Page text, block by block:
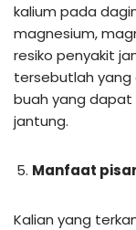
kalium pada
magnesium,
resiko penyakit
tersebutlah
buah yang dapat
jantung.
Manfaat
Kalian yang